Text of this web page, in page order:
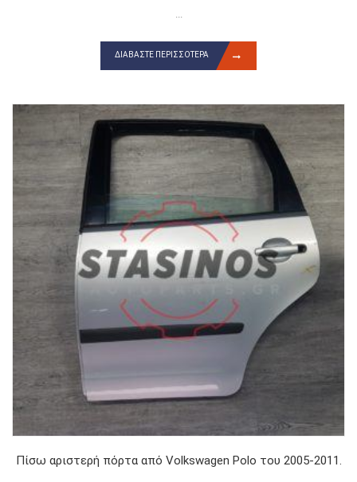
...
ΔΙΑΒΆΣΤΕ ΠΕΡΙΣΣΌΤΕΡΑ
Πίσω αριστερή πόρτα από Volkswagen Polo του 2005-2011.